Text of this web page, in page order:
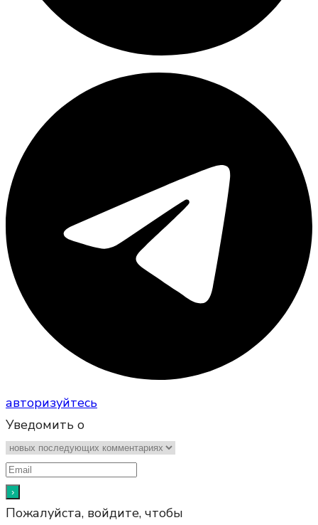
авторизуйтесь
Уведомить о
Пожалуйста, войдите, чтобы